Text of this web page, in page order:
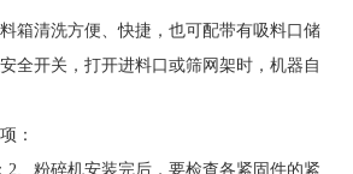
箱清洗方便、快捷，也可配带有吸料口储
全开关，打开进料口或筛网架时，机器自
：
2、粉碎机安装完后，要检查各紧固件的紧